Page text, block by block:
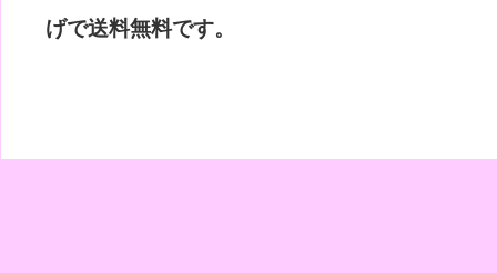
げで送料無料です。